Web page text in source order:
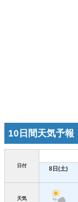
10日間天気予報
日付 8日(土)
天気